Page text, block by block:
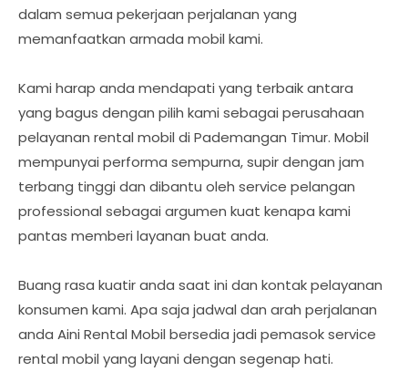
dalam semua pekerjaan perjalanan yang
memanfaatkan armada mobil kami.
Kami harap anda mendapati yang terbaik antara
yang bagus dengan pilih kami sebagai perusahaan
pelayanan rental mobil di Pademangan Timur. Mobil
mempunyai performa sempurna, supir dengan jam
terbang tinggi dan dibantu oleh service pelangan
professional sebagai argumen kuat kenapa kami
pantas memberi layanan buat anda.
Buang rasa kuatir anda saat ini dan kontak pelayanan
konsumen kami. Apa saja jadwal dan arah perjalanan
anda Aini Rental Mobil bersedia jadi pemasok service
rental mobil yang layani dengan segenap hati.